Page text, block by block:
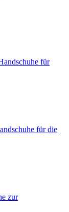
für
für die
zur